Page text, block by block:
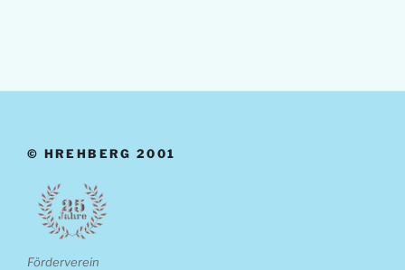
© HREHBERG 2001
Förderverein